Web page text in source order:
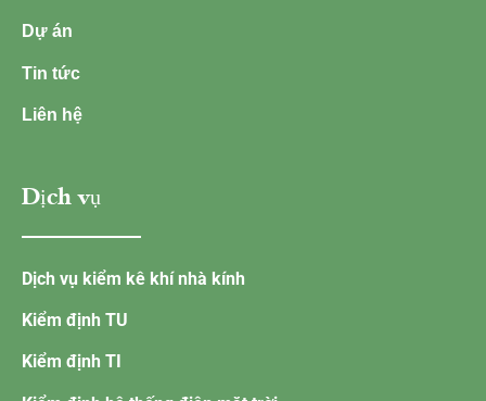
Dự án
Tin tức
Liên hệ
Dịch vụ
Dịch vụ kiểm kê khí nhà kính
Kiểm định TU
Kiểm định TI